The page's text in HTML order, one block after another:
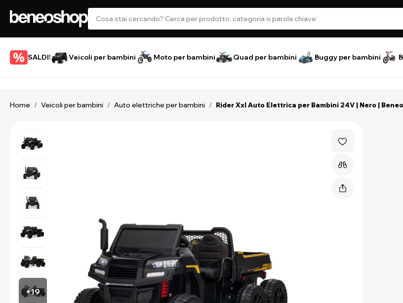
SALDI! Veicoli per bambini Moto per bambini Quad per bambini Buggy per bambini
Home / Veicoli per bambini / Auto elettriche per bambini / Rider Xxl Auto Elettrica per Bambini 24V | Nero |
+19